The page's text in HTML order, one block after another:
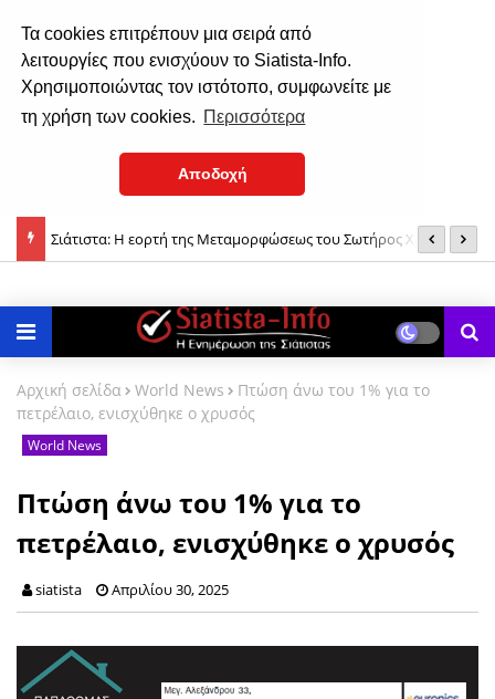
Τα cookies επιτρέπουν μια σειρά από
λειτουργίες που ενισχύουν το Siatista-Info.
Χρησιμοποιώντας τον ιστότοπο, συμφωνείτε με
τη χρήση των cookies. Περισσότερα
Αποδοχή
(φωτο)
(†) Σιατίστης Παύλος: «Εμείς το μάθημα το ξέρουμε, εκείνοι που
Αρχική σελίδα World News
Πτώση άνω του 1% για το
πετρέλαιο, ενισχύθηκε ο χρυσός
World News
Πτώση άνω του 1% για το
πετρέλαιο, ενισχύθηκε ο χρυσός
siatista Απριλίου 30, 2025